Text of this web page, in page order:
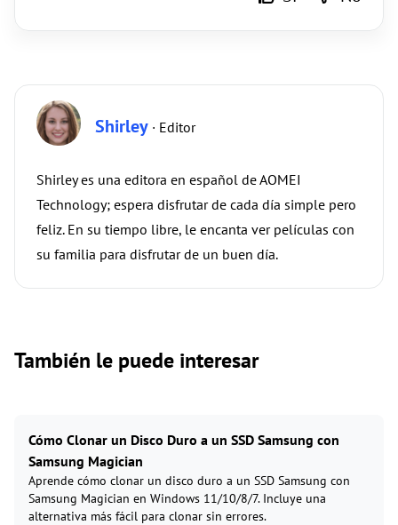
Shirley · Editor
Shirley es una editora en español de AOMEI
Technology; espera disfrutar de cada día simple pero
feliz. En su tiempo libre, le encanta ver películas con
su familia para disfrutar de un buen día.
También le puede interesar
Cómo Clonar un Disco Duro a un SSD Samsung con
Samsung Magician
Aprende cómo clonar un disco duro a un SSD Samsung con
Samsung Magician en Windows 11/10/8/7. Incluye una
alternativa más fácil para clonar sin errores.